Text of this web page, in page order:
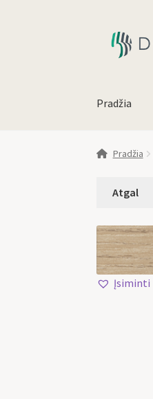
Pradžia
Pradžia
Įsiminti